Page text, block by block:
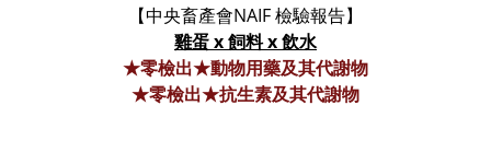
【中央畜產會NAIF 檢驗報告】
雞蛋 x 飼料 x 飲水
★零檢出★動物用藥及其代謝物
★零檢出★抗生素及其代謝物